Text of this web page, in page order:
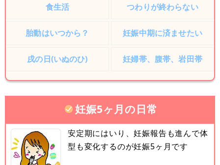
食生活 つわりが終わらない
胎動はいつから？ 妊娠中期に済ませたい
戌の日(いぬのひ) 妊婦帯、腹帯、岩田帯
妊娠5ヶ月の日常
安定期にはいり、妊娠報告も進んで体
型も変化するのが妊娠5ヶ月です